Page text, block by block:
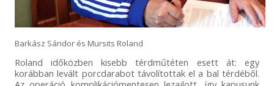
Barkász Sándor és Mursits Roland
Roland időközben kisebb térdműtéten esett át: egy
korábban levált porcdarabot távolítottak el a bal térdéből.